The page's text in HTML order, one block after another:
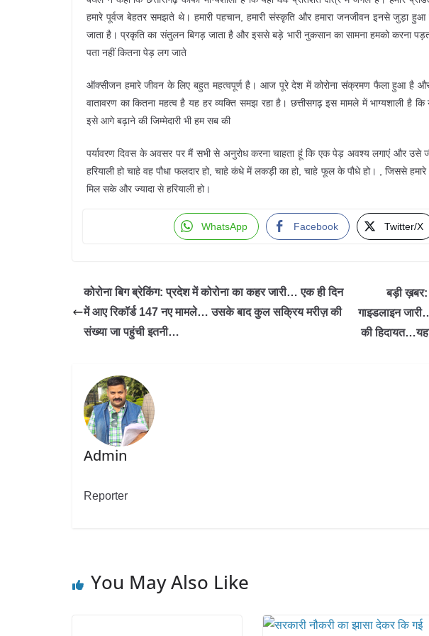
हमारे पूर्वज बेहतर समझते थे। हमारी पहचान, हमारी संस्कृति और हमारा जनजीवन इनसे जुड़ा हुआ
जाता है। प्रकृति का संतुलन बिगड़ जाता है और इससे बड़े भारी नुकसान का सामना हमको करना
पता नहीं कितना पेड़ लग जाते
ऑक्सीजन हमारे जीवन के लिए बहुत महत्वपूर्ण है। आज पूरे देश में कोरोना संक्रमण फैला हुआ है
वातावरण का कितना महत्व है यह हर व्यक्ति समझ रहा है। छत्तीसगढ़ इस मामले में भाग्यशाली
इसे आगे बढ़ाने की जिम्मेदारी भी हम सब की
पर्यावरण दिवस के अवसर पर मैं सभी से अनुरोध करना चाहता हूं कि एक पेड़ अवश्य लगाएं और उसे
हरियाली हो चाहे वह पौधा फलदार हो, चाहे कंधे में लकड़ी का हो, चाहे फूल के पौधे हो। , जिससे
मिल सके और ज्यादा से हरियाली हो।
WhatsApp Facebook Twitter/X
कोरोना बिग ब्रेकिंग: प्रदेश में कोरोना का कहर जारी… एक ही दिन
में आए रिकॉर्ड 147 नए मामले… उसके बाद कुल सक्रिय मरीज़ की
संख्या जा पहुंची इतनी…
बड़ी
गाइडलाइन
की
Admin
Reporter
You May Also Like